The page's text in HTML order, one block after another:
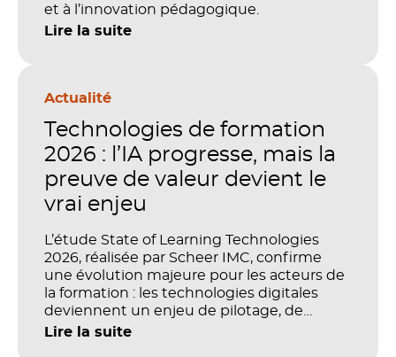
et à l’innovation pédagogique.
Lire la suite
Actualité
Technologies de formation
2026 : l’IA progresse, mais la
preuve de valeur devient le
vrai enjeu
L’étude State of Learning Technologies
2026, réalisée par Scheer IMC, confirme
une évolution majeure pour les acteurs de
la formation : les technologies digitales
deviennent un enjeu de pilotage, de
performance et de preuve de valeur. IA,
Lire la suite